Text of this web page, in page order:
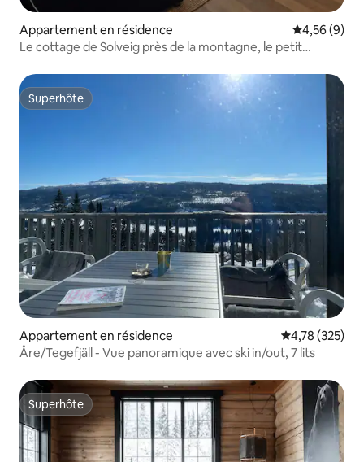
Appartement en résidence Évaluation
4,56 (9)
Le cottage de Solveig près de la montagne, le petit
Superhôte
Superhôte
Appartement en résidence Évaluation
4,78 (325)
Åre/Tegefjäll - Vue panoramique avec ski in/out, 7 lits
Superhôte
Superhôte